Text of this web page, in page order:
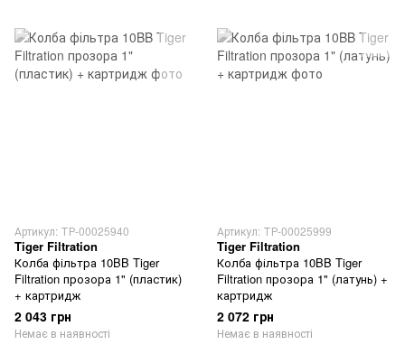
Артикул: ТР-00025940
Tiger Filtration
Колба фільтра 10BB Tiger
Filtration прозора 1" (пластик)
+ картридж
2 043 грн
Немає в наявності
Артикул: ТР-00025999
Tiger Filtration
Колба фільтра 10BB Tiger
Filtration прозора 1" (латунь) +
картридж
2 072 грн
Немає в наявності